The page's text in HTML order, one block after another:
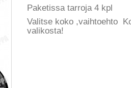
Paketissa tarroja 4 kpl
Valitse koko ,vaihtoehto
valikosta!